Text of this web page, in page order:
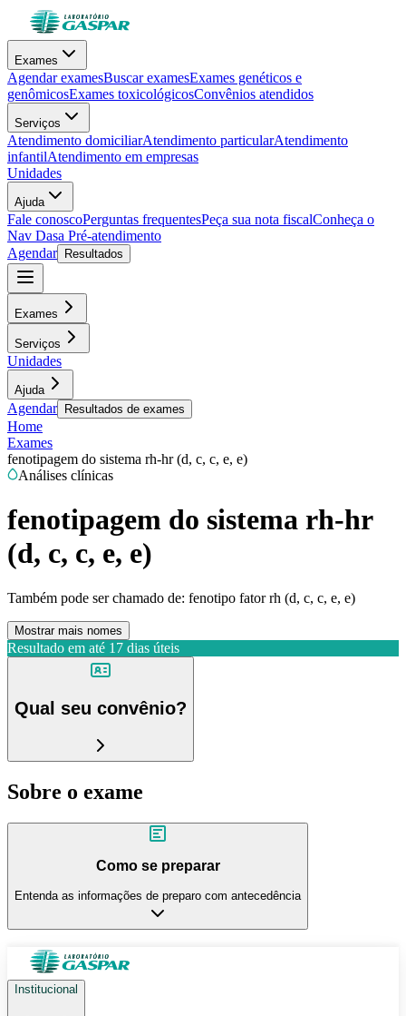
Exames
Agendar examesBuscar examesExames genéticos e
genômicosExames toxicológicosConvênios atendidos
Serviços
Atendimento domiciliarAtendimento particularAtendimento
infantilAtendimento em empresas
Unidades
Ajuda
Fale conoscoPerguntas frequentesPeça sua nota fiscalConheça o
Nav Dasa Pré-atendimento
Agendar
Resultados
Exames
Serviços
Unidades
Ajuda
Agendar Resultados de exames
Home
Exames
fenotipagem do sistema rh-hr (d, c, c, e, e)
Análises clínicas
fenotipagem do sistema rh-hr
(d, c, c, e, e)
Também pode ser chamado de: fenotipo fator rh (d, c, c, e, e)
Mostrar mais nomes
Resultado em até 17 dias úteis
Qual seu convênio?
Sobre o exame
Como se preparar
Entenda as informações de preparo com antecedência
Institucional